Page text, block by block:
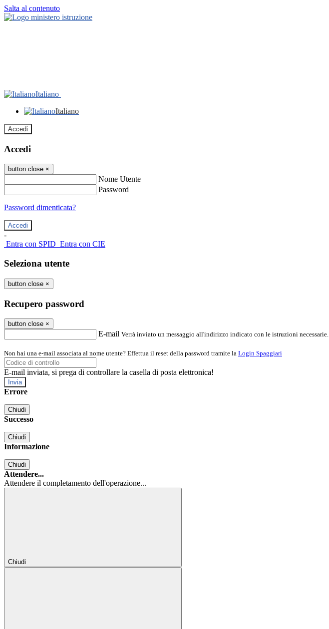
Salta al contenuto
Italiano
Italiano
Accedi
Accedi
button close ×
Nome Utente
Password
Password dimenticata?
-
Entra con SPID Entra con CIE
Seleziona utente
button close ×
Recupero password
button close ×
E-mail Verrà inviato un messaggio all'indirizzo indicato con le istruzioni necessarie.
Non hai una e-mail associata al nome utente? Effettua il reset della password tramite la Login Spaggiari
E-mail inviata, si prega di controllare la casella di posta elettronica!
Errore
Chiudi
Successo
Chiudi
Informazione
Chiudi
Attendere...
Attendere il completamento dell'operazione...
Chiudi